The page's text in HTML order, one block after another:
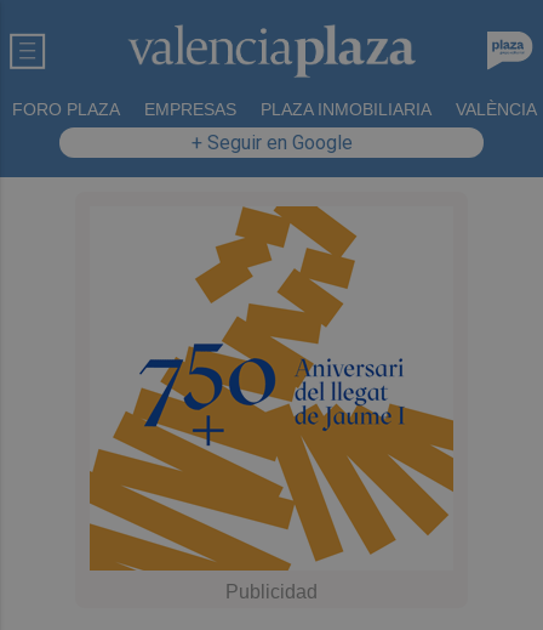
FORO PLAZA EMPRESAS PLAZA INMOBILIARIA VALÈNCIA
+ Seguir en Google